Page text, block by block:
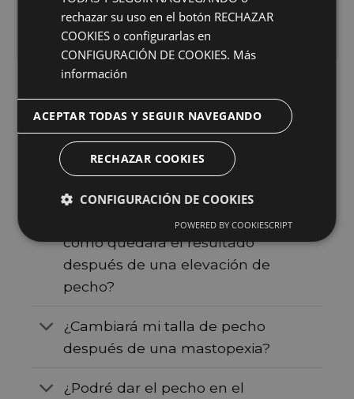
día de la intervención.
Dudas frecuentes sobre la
mastopexia
¿Podrán orientarme sobre
cómo quedará el resultado
después de una elevación de
pecho?
¿Cambiará mi talla de pecho
después de una mastopexia?
¿Podré dar el pecho en el
rechazar su uso en el botón RECHAZAR
COOKIES o configurarlas en
CONFIGURACIÓN DE COOKIES. Más
información
ACEPTAR TODAS Y SEGUIR NAVEGANDO
RECHAZAR COOKIES
CONFIGURACIÓN DE COOKIES
POWERED BY COOKIESCRIPT